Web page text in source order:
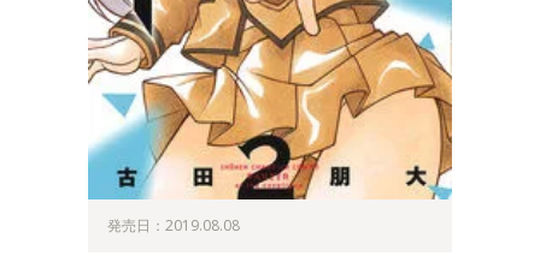
発売日：2019.08.08